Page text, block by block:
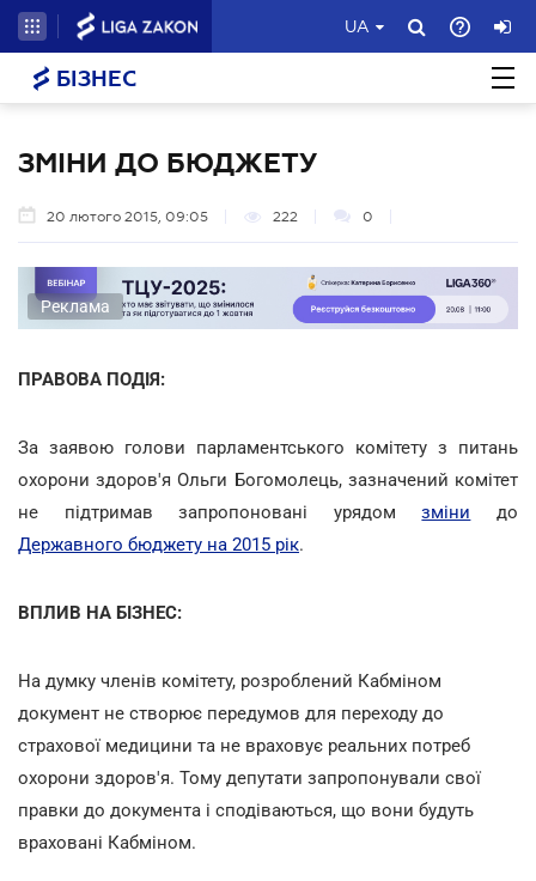
UA
БІЗНЕС
ЗМІНИ ДО БЮДЖЕТУ
20 лютого 2015, 09:05 222 0
Реклама
ПРАВОВА ПОДІЯ:
За заявою голови парламентського комітету з питань
охорони здоров'я Ольги Богомолець, зазначений комітет
не підтримав запропоновані урядомзміни до
Державного бюджету на 2015 рік.
ВПЛИВ НА БІЗНЕС:
На думку членів комітету, розроблений Кабміном
документ не створює передумов для переходу до
страхової медицини та не враховує реальних потреб
охорони здоров'я. Тому депутати запропонували свої
правки до документа і сподіваються, що вони будуть
враховані Кабміном.